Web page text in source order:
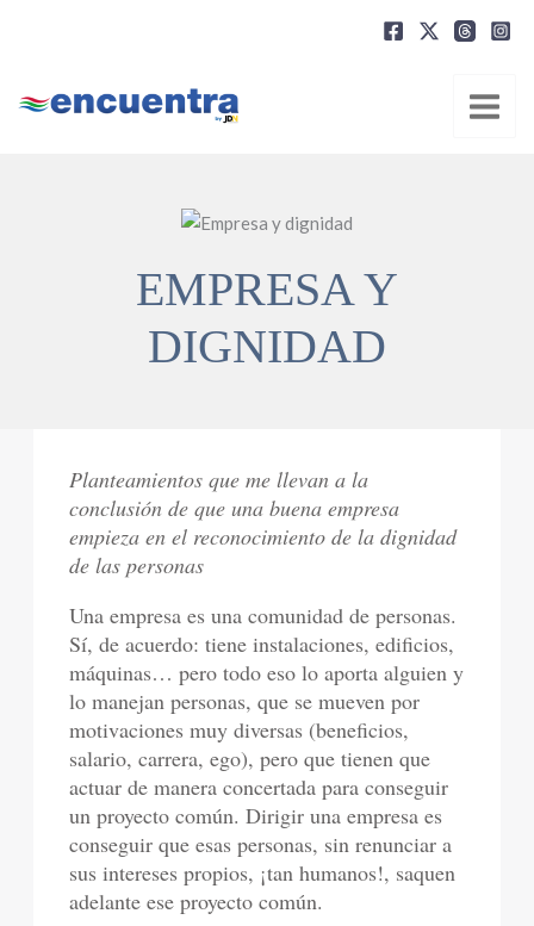
EMPRESA Y
DIGNIDAD
Planteamientos que me llevan a la
conclusión de que una buena empresa
empieza en el reconocimiento de la dignidad
de las personas
Una empresa es una comunidad de personas.
Sí, de acuerdo: tiene instalaciones, edificios,
máquinas… pero todo eso lo aporta alguien y
lo manejan personas, que se mueven por
motivaciones muy diversas (beneficios,
salario, carrera, ego), pero que tienen que
actuar de manera concertada para conseguir
un proyecto común. Dirigir una empresa es
conseguir que esas personas, sin renunciar a
sus intereses propios, ¡tan humanos!, saquen
adelante ese proyecto común.